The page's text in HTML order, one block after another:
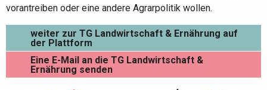
vorantreiben oder eine andere Agrarpolitik wollen.
weiter zur TG Landwirtschaft & Ernährung auf
der Plattform
Eine E-Mail an die TG Landwirtschaft &
Ernährung senden